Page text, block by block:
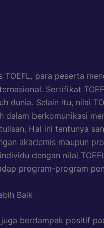
TOEFL, para peserta
Sertifikat
dunia. Selain itu, nilai
dalam berkomunikasi
Hal ini tentunya
akademis maupun
dengan nilai
program-program
Baik
berdampak positif